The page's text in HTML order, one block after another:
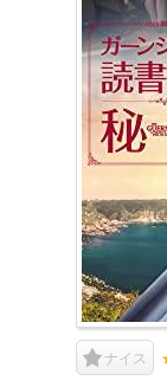
ナイス